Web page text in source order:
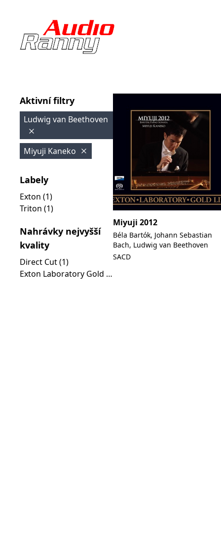
Aktivní filtry
Ludwig van Beethoven
Miyuji Kaneko
Labely
Exton (1)
Triton (1)
Nahrávky nejvyšší
kvality
Direct Cut (1)
Exton Laboratory Gold Line (1)
Miyuji 2012
Béla Bartók, Johann Sebastian
Bach, Ludwig van Beethoven
SACD